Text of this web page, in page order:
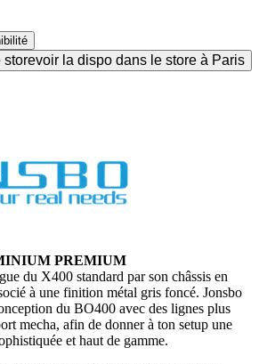
storevoir la dispo dans le store à Paris
PREMIUM
du X400 standard par son châssis en
à une finition métal gris foncé. Jonsbo
du BO400 avec des lignes plus
mecha, afin de donner à ton setup une
et haut de gamme.